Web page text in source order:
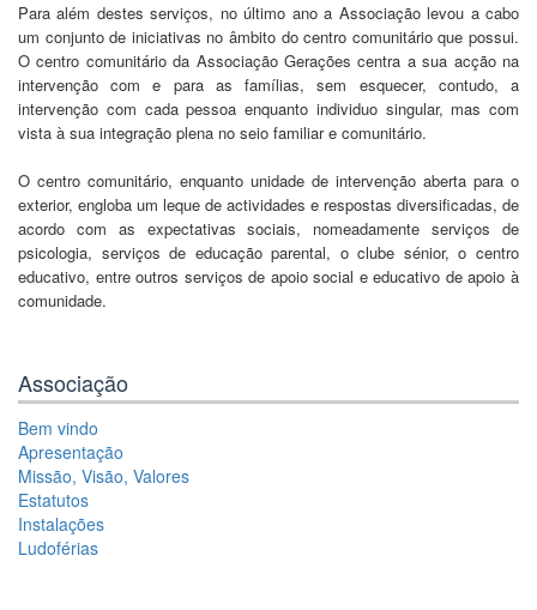
Para além destes serviços, no último ano a Associação levou a cabo
um conjunto de iniciativas no âmbito do centro comunitário que possui.
O centro comunitário da Associação Gerações centra a sua acção na
intervenção com e para as famílias, sem esquecer, contudo, a
intervenção com cada pessoa enquanto individuo singular, mas com
vista à sua integração plena no seio familiar e comunitário.
O centro comunitário, enquanto unidade de intervenção aberta para o
exterior, engloba um leque de actividades e respostas diversificadas, de
acordo com as expectativas sociais, nomeadamente serviços de
psicologia, serviços de educação parental, o clube sénior, o centro
educativo, entre outros serviços de apoio social e educativo de apoio à
comunidade.
Associação
Bem vindo
Apresentação
Missão, Visão, Valores
Estatutos
Instalações
Ludoférias